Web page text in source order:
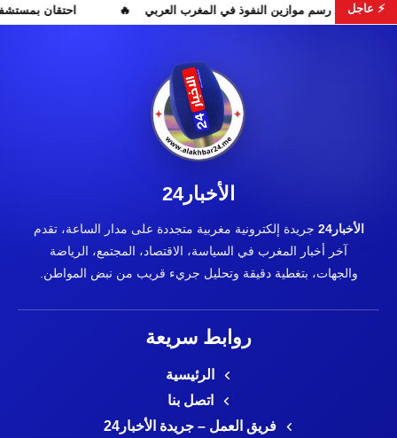
⚡ عاجلتصريحات تبون تعيد رسم موازين النفوذ في المغرب العربي
الأخبار24
الأخبار24
جريدة إلكترونية مغربية متجددة على مدار الساعة، تقدم
آخر أخبار المغرب في السياسة، الاقتصاد، المجتمع، الرياضة
والجهات، بتغطية دقيقة وتحليل جريء قريب من نبض المواطن.
روابط سريعة
الرئيسية
اتصل بنا
فريق العمل – جريدة الأخبار24